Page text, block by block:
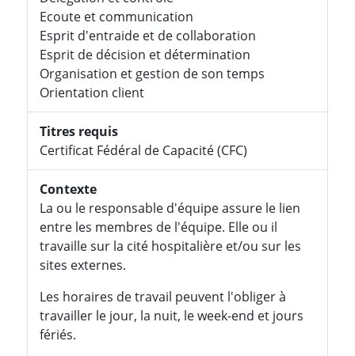
Ecoute et communication
Esprit d'entraide et de collaboration
Esprit de décision et détermination
Organisation et gestion de son temps
Orientation client
Titres requis
Certificat Fédéral de Capacité (CFC)
Contexte
La ou le responsable d'équipe assure le lien
entre les membres de l'équipe. Elle ou il
travaille sur la cité hospitalière et/ou sur les
sites externes.
Les horaires de travail peuvent l'obliger à
travailler le jour, la nuit, le week-end et jours
fériés.